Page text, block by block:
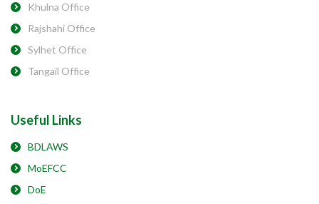
Khulna Office
Rajshahi Office
Sylhet Office
Tangail Office
Useful Links
BDLAWS
MoEFCC
DoE